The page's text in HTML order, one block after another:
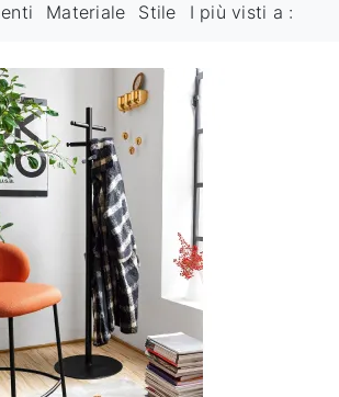
Materiale Stile I più visti a :